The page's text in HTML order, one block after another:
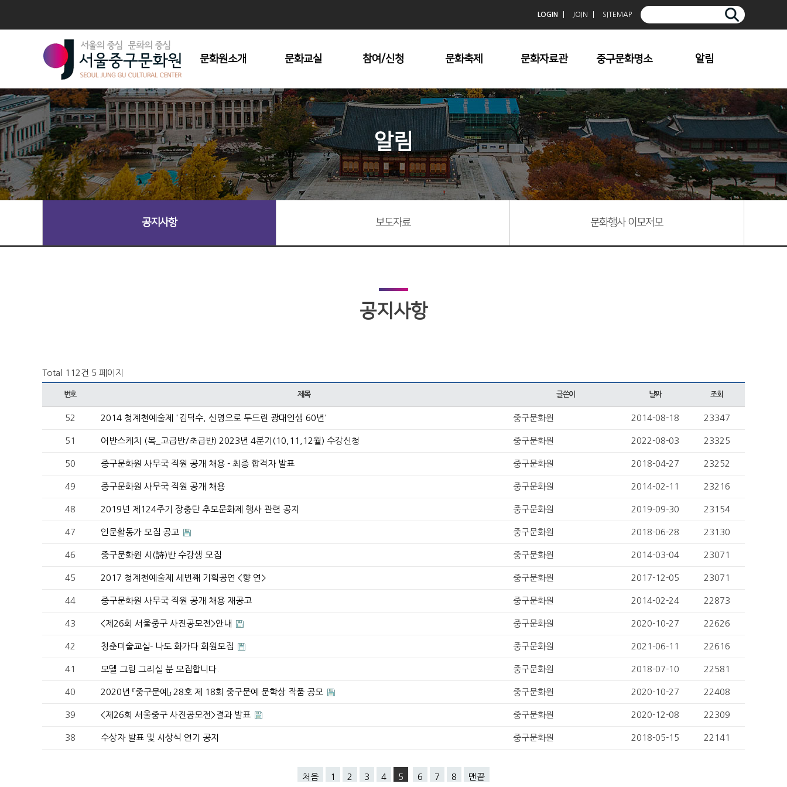
LOGIN JOIN SITEMAP
문화원소개
인사말
연혁
조직도
주요사업
시설현황
회원모집
문화교실
수강안내
참여/신청
문화원 대관
문화재탐방
지방문화답사
문화축제
남산자락숲길
전시회
명동시낭송콘서트
충무공거북선대축
제
장충단추모제
중구미술협회전
문화자료관
중구향토사
중구문화
중구문예
중구사진공모전입
상작
중심전
중구문화명소
청계천
덕수궁
한옥마을
명동/충무로
남산
기타명소
알림
공지사항
보도자료
문화행사 이모저모
알림
공지사항 보도자료 문화행사 이모저모
공지사항
Total 112건 5 페이지
번호 제목 글쓴이 날짜 조회
52 2014 청계천예술제 '김덕수, 신명으로 두드린 광대인생 60년' 중구문화원 2014-08-18 23347
51 어반스케치 (목_고급반/초급반) 2023년 4분기(10,11,12월) 수강신청 중구문화원 2022-08-03 23325
50 중구문화원 사무국 직원 공개 채용 - 최종 합격자 발표 중구문화원 2018-04-27 23252
49 중구문화원 사무국 직원 공개 채용 중구문화원 2014-02-11 23216
48 2019년 제124주기 장충단 추모문화제 행사 관련 공지 중구문화원 2019-09-30 23154
47 인문활동가 모집 공고 중구문화원 2018-06-28 23130
46 중구문화원 시(詩)반 수강생 모집 중구문화원 2014-03-04 23071
45 2017 청계천예술제 세번째 기획공연 <향 연> 중구문화원 2017-12-05 23071
44 중구문화원 사무국 직원 공개 채용 재공고 중구문화원 2014-02-24 22873
43 <제26회 서울중구 사진공모전>안내 중구문화원 2020-10-27 22626
42 청춘미술교실- 나도 화가다 회원모집 중구문화원 2021-06-11 22616
41 모델 그림 그리실 분 모집합니다. 중구문화원 2018-07-10 22581
40 2020년 『중구문예』 28호 제 18회 중구문예 문학상 작품 공모 중구문화원 2020-10-27 22408
39 <제26회 서울중구 사진공모전>결과 발표 중구문화원 2020-12-08 22309
38 수상자 발표 및 시상식 연기 공지 중구문화원 2018-05-15 22141
처음 1 2 3 4 5 6 7 8 맨끝